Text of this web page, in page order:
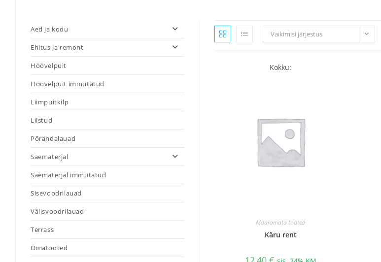
Vaikimisi järjestus
Kokku:
Määramata tooted
Käru rent
Aed ja kodu
Ehitus ja remont
Höövelpuit
Höövelpuit immutatud
Liimpuitkilp
Liistud
Põrandalauad
Saematerjal
Saematerjal immutatud
Sisevoodrilauad
Välisvoodrilauad
Terrass
Omatooted